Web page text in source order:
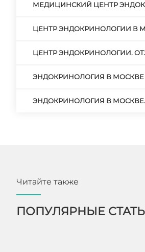
МЕДИЦИНСКИЙ ЦЕНТР
ЦЕНТР ЭНДОКРИНОЛОГИИ В
ЦЕНТР ЭНДОКРИНОЛОГИИ.
ЭНДОКРИНОЛОГИЯ В МОСКВЕ
ЭНДОКРИНОЛОГИЯ В
Читайте также
ПОПУЛЯРНЫЕ